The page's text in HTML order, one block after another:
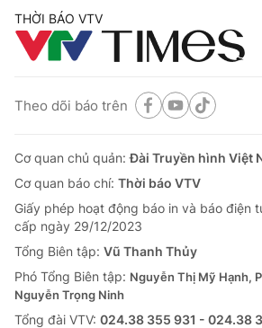
Phim VTV
Nhân vật
Giải sao mai
Giải trí
Sao
Đời sống
Làm đẹp
Chất lượng cuộc sống
Giáo dục
Tuyển sinh
Học trực tuyến
Công nghệ
Hitech Công nghệ tương lai
Sản phẩm
Thị trường
Giao lưu trực tuyến
Lịch phát sóng
THỜI BÁO VTV
Theo dõi báo trên
Cơ quan chủ quản:Đài Truyền hình Việt
Cơ quan báo chí: Thời báo VTV
Giấy phép hoạt động báo in và báo điện
cấp ngày 29/12/2023
Tổng Biên tập: Vũ Thanh Thủy
Phó Tổng Biên tập: Nguyễn Thị Mỹ Hạnh,
Nguyễn Trọng Ninh
Tổng đài VTV: 024.38 355 931 - 024.38